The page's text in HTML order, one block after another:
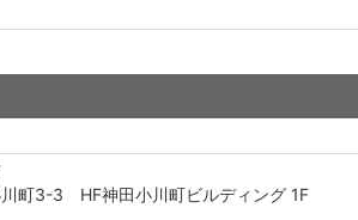
町3-3 HF神田小川町ビルディング 1F